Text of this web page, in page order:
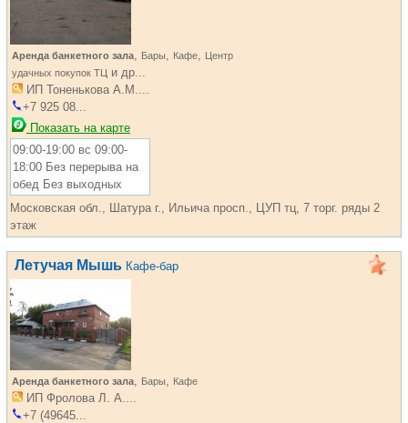
Аренда банкетного зала, Бары, Кафе, Центр
удачных покупок ТЦ и др...
ИП Тоненькова А.М....
+7 925 08...
Показать на карте
09:00-19:00 вс 09:00-
18:00 Без перерыва на
обед Без выходных
Московская обл., Шатура г., Ильича просп., ЦУП тц, 7 торг. ряды 2
этаж
Летучая Мышь Кафе-бар
Аренда банкетного зала, Бары, Кафе
ИП Фролова Л. А....
+7 (49645...